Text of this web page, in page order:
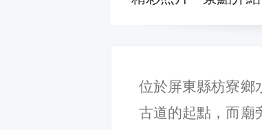
位於屏東縣枋寮鄉
古道的起點，而廟